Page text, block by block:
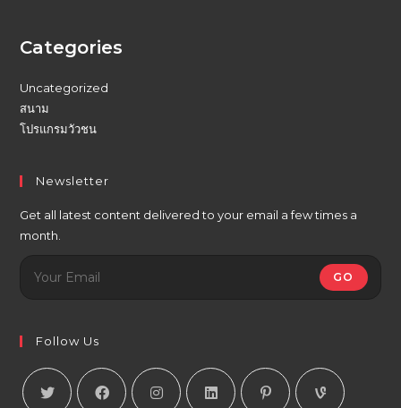
Categories
Uncategorized
สนาม
โปรแกรมวัวชน
Newsletter
Get all latest content delivered to your email a few times a
month.
GO
Follow Us